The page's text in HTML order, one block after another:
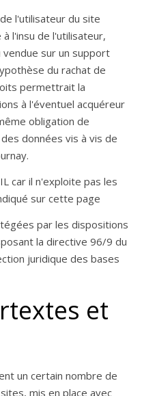
l'utilisateur du site
l'insu de l'utilisateur,
sur un support
du rachat de
permettrait la
à l'éventuel acquéreur
obligation de
données vis à vis de
car il n'exploite pas les
sur cette page
par les dispositions
la directive 96/9 du
juridique des bases
et
un certain nombre de
mis en place avec